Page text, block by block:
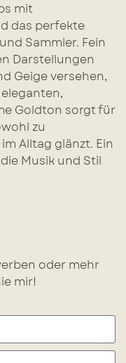
mit
das perfekte
Sammler. Fein
Darstellungen
Geige versehen,
Goldton sorgt für
zu
Alltag glänzt. Ein
Musik und Stil
oder mehr
mir!